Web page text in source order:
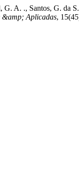
A. ., Santos, G.
&amp; Aplicadas,